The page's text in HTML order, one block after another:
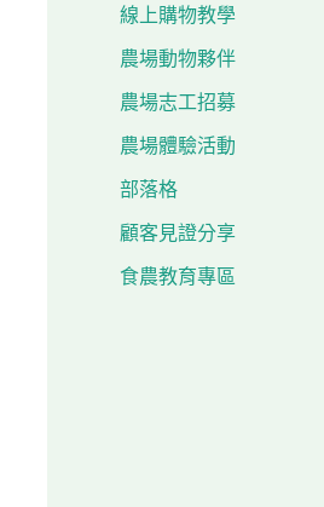
線上購物教學
農場動物夥伴
農場志工招募
農場體驗活動
部落格
顧客見證分享
食農教育專區